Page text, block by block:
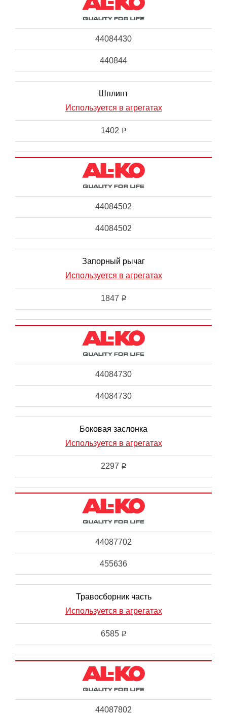
44084430
440844
Шплинт
Используется в агрегатах
1402 i
44084502
44084502
Запорный рычаг
Используется в агрегатах
1847 i
44084730
44084730
Боковая заслонка
Используется в агрегатах
2297 i
44087702
455636
Травосборник часть
Используется в агрегатах
6585 i
44087802